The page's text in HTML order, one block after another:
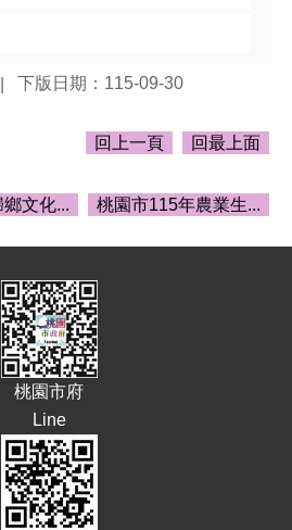
下版日期：115-09-30
回上一頁 回最上面
文化... 桃園市115年農業生...
桃園市府
Line